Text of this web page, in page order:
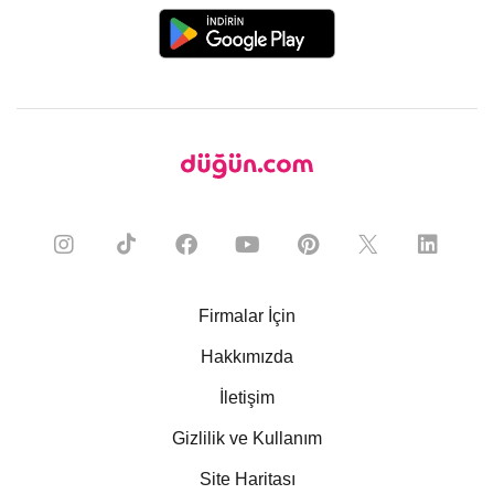
Firmalar İçin
Hakkımızda
İletişim
Gizlilik ve Kullanım
Site Haritası